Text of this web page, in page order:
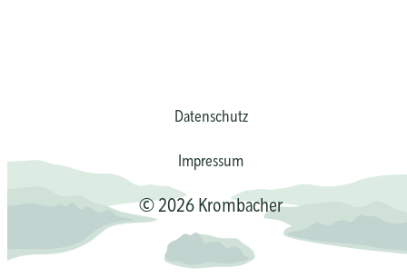
Datenschutz
Impressum
© 2026 Krombacher